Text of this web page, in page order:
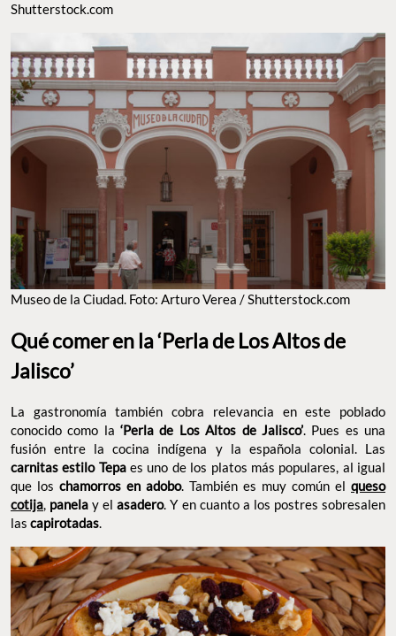
Shutterstock.com
Museo de la Ciudad. Foto: Arturo Verea / Shutterstock.com
Qué comer en la ‘Perla de Los Altos de
Jalisco’
La gastronomía también cobra relevancia en este poblado
conocido como la‘Perla de Los Altos de Jalisco’. Pues es una
fusión entre la cocina indígena y la española colonial. Las
carnitas estilo Tepaes uno de los platos más populares, al igual
que los chamorros en adobo. También es muy común el queso
cotija, panelay elasadero. Y en cuanto a los postres sobresalen
las capirotadas.